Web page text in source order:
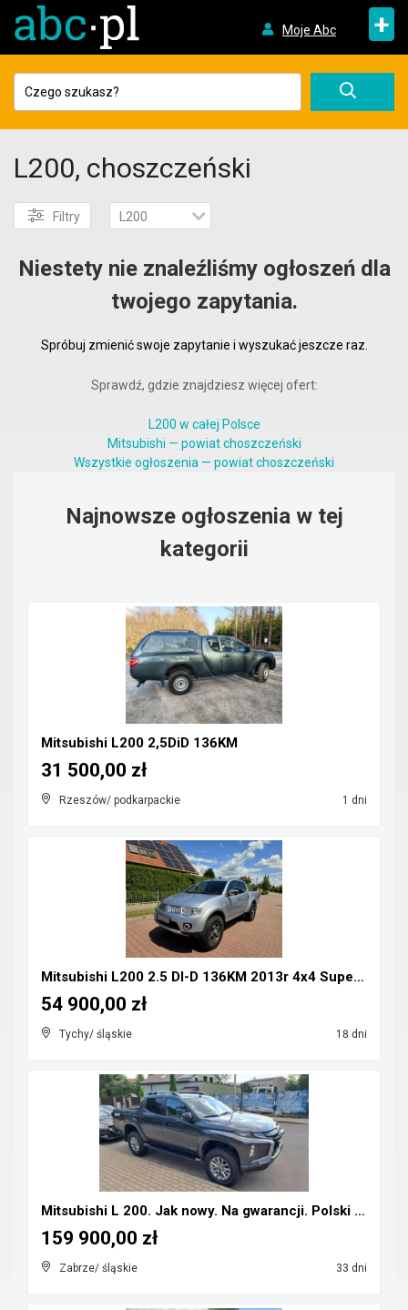
Moje Abc +
L200, choszczeński
Filtry L200
Niestety nie znaleźliśmy ogłoszeń dla
twojego zapytania.
Spróbuj zmienić swoje zapytanie i wyszukać jeszcze raz.
Sprawdź, gdzie znajdziesz więcej ofert:
L200 w całej Polsce
Mitsubishi — powiat choszczeński
Wszystkie ogłoszenia — powiat choszczeński
Najnowsze ogłoszenia w tej
kategorii
Mitsubishi L200 2,5DiD 136KM
Rzeszów/ podkarpackie 1 dni
31 500,00 zł
Mitsubishi L200 2.5 DI-D 136KM 2013r 4x4 Super Sel...
Tychy/ śląskie 18 dni
54 900,00 zł
Mitsubishi L 200. Jak nowy. Na gwarancji. Polski s...
Zabrze/ śląskie 33 dni
159 900,00 zł